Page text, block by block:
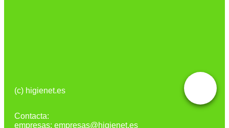
(c) higienet.es
Contacta:
empresas: empresas@higienet.es